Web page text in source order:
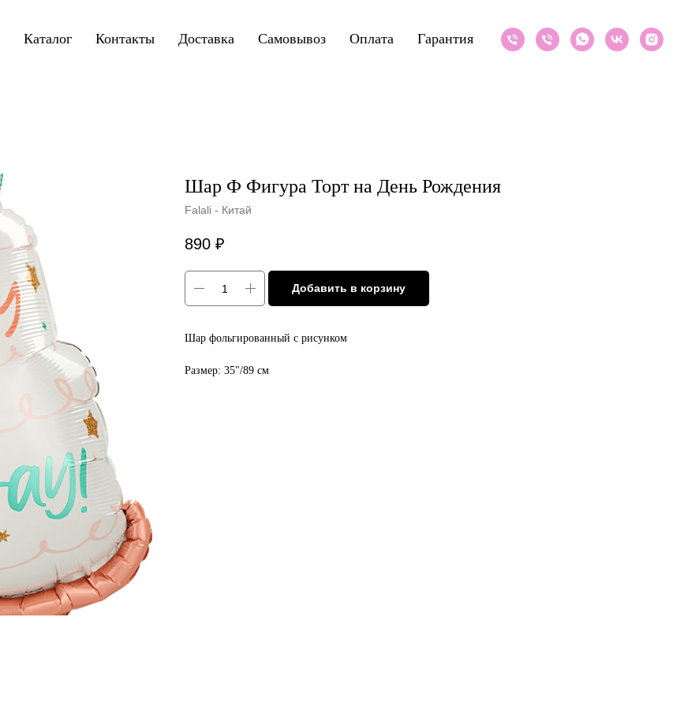
Каталог Контакты Доставка Самовывоз Оплата Гарантия
Шар Ф Фигура Торт на День Рождения
Falali - Китай
890 ₽
Добавить в корзину
Шар фольгированный с рисунком
Размер: 35"/89 см